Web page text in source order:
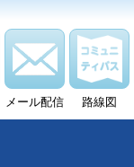
メール配信 路線図